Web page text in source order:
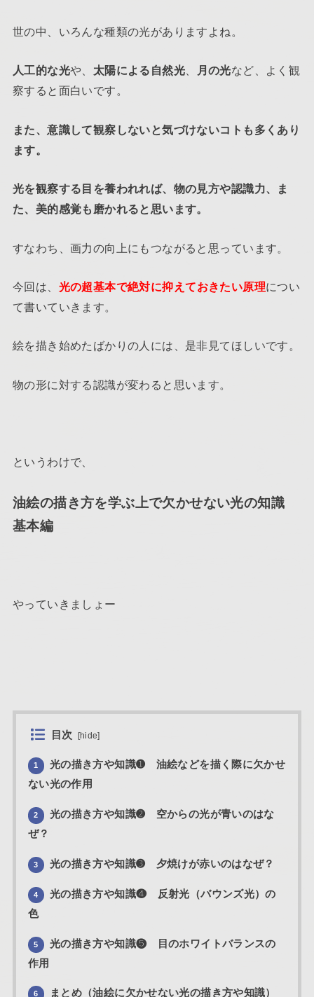
世の中、いろんな種類の光がありますよね。
人工的な光や、 太陽による自然光 月の光など、よく観
察すると面白いです。
また、意識して観察しないと気づけないコトも多くあり
ます。
光を観察する目を養われれば、物の見方や認識力、ま
た、美的感覚も磨かれると思います。
すなわち、画力の向上にもつながると思っています。
今回は、 光の超基本で絶対に抑えておきたい原理につい
て書いていきます。
絵を描き始めたばかりの人には、是非見てほしいです。
物の形に対する認識が変わると思います。
というわけで、
油絵の描き方を学ぶ上で欠かせない光の知識
基本編
やっていきましょー
目次 [hide]
1
光の描き方や知識➊ 油絵などを描く際に欠かせ
ない光の作用
2
光の描き方や知識➋ 空からの光が青いのはな
ぜ？
3 光の描き方や知識➌ 夕焼けが赤いのはなぜ？
4
光の描き方や知識❹ 反射光（バウンズ光）の
色
5
光の描き方や知識❺ 目のホワイトバランスの
作用
6 まとめ（油絵に欠かせない光の描き方や知識）